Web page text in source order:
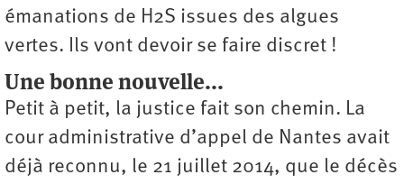
émanations de H2S issues des algues
vertes. Ils vont devoir se faire discret !
Une bonne nouvelle...
Petit à petit, la justice fait son chemin. La
cour administrative d’appel de Nantes avait
déjà reconnu, le 21 juillet 2014, que le décès